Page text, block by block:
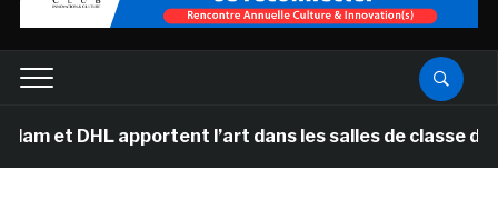
et DHL apportent l’art dans les salles de classe des